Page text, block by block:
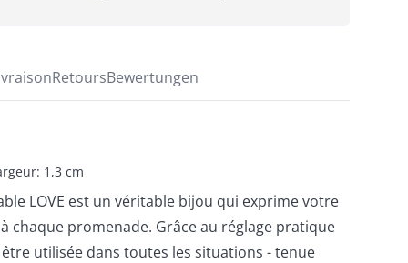
RetoursBewertungen
1,3 cm
LOVE est un véritable bijou qui exprime votre
chaque promenade. Grâce au réglage pratique
utilisée dans toutes les situations - tenue